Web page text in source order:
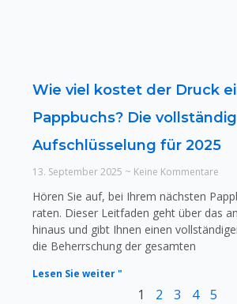
Wie viel kostet der Druck
Pappbuchs? Die
Aufschlüsselung für 2025
13. September 2025 Keine Kommentare
Hören Sie auf, bei Ihrem nächsten
raten. Dieser Leitfaden geht über das
hinaus und gibt Ihnen einen
die Beherrschung der gesamten
Lesen Sie weiter "
1 2 3 4 5